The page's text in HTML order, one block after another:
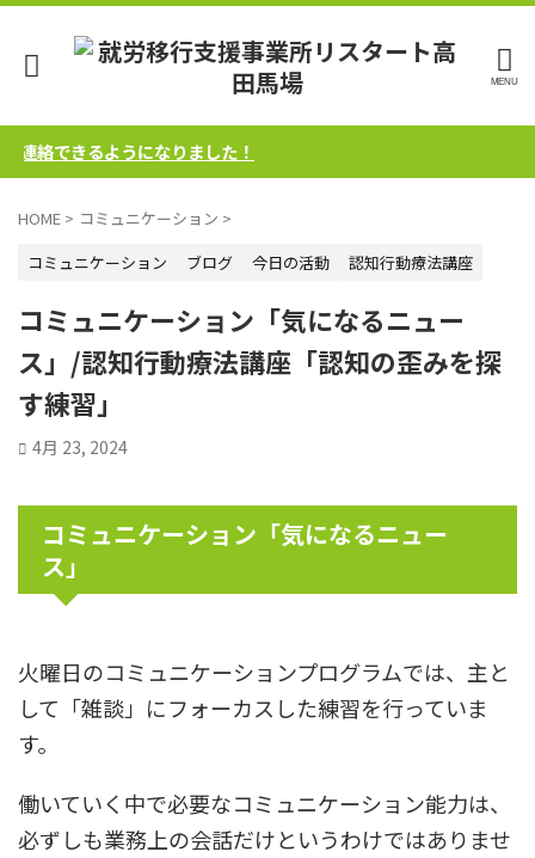
できるようになりました！
HOME > コミュニケーション >
コミュニケーション
ブログ 今日の活動 認知行動療法講座
コミュニケーション「気になるニュー
ス」/認知行動療法講座「認知の歪みを探
す練習」
4月 23, 2024
コミュニケーション「気になるニュー
ス」
火曜日のコミュニケーションプログラムでは、主と
して「雑談」にフォーカスした練習を行っていま
す。
働いていく中で必要なコミュニケーション能力は、
必ずしも業務上の会話だけというわけではありませ